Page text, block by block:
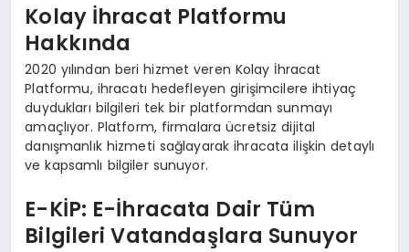
Kolay İhracat Platformu
Hakkında
2020 yılından beri hizmet veren Kolay İhracat
Platformu, ihracatı hedefleyen girişimcilere ihtiyaç
duydukları bilgileri tek bir platformdan sunmayı
amaçlıyor. Platform, firmalara ücretsiz dijital
danışmanlık hizmeti sağlayarak ihracata ilişkin detaylı
ve kapsamlı bilgiler sunuyor.
E-KİP: E-İhracata Dair Tüm
Bilgileri Vatandaşlara Sunuyor